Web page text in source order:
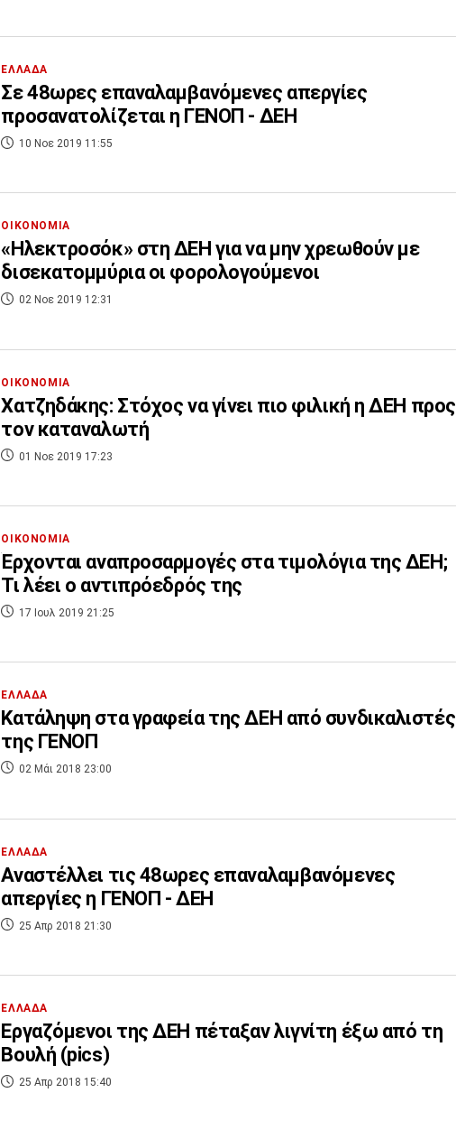
ΕΛΛΑΔΑ
Σε 48ωρες επαναλαμβανόμενες απεργίες
προσανατολίζεται η ΓΕΝΟΠ - ΔΕΗ
10 Νοε 2019 11:55
ΟΙΚΟΝΟΜΙΑ
«Ηλεκτροσόκ» στη ΔΕΗ για να μην χρεωθούν με
δισεκατομμύρια οι φορολογούμενοι
02 Νοε 2019 12:31
ΟΙΚΟΝΟΜΙΑ
Χατζηδάκης: Στόχος να γίνει πιο φιλική η ΔΕΗ προς
τον καταναλωτή
01 Νοε 2019 17:23
ΟΙΚΟΝΟΜΙΑ
Έρχονται αναπροσαρμογές στα τιμολόγια της ΔΕΗ;
Τι λέει ο αντιπρόεδρός της
17 Ιουλ 2019 21:25
ΕΛΛΑΔΑ
Κατάληψη στα γραφεία της ΔΕΗ από συνδικαλιστές
της ΓΕΝΟΠ
02 Μάι 2018 23:00
ΕΛΛΑΔΑ
Αναστέλλει τις 48ωρες επαναλαμβανόμενες
απεργίες η ΓΕΝΟΠ - ΔΕΗ
25 Απρ 2018 21:30
ΕΛΛΑΔΑ
Εργαζόμενοι της ΔΕΗ πέταξαν λιγνίτη έξω από τη
Βουλή (pics)
25 Απρ 2018 15:40